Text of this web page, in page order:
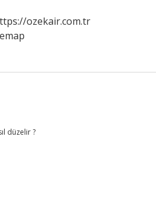
ozekair.com.tr
düzelir ?